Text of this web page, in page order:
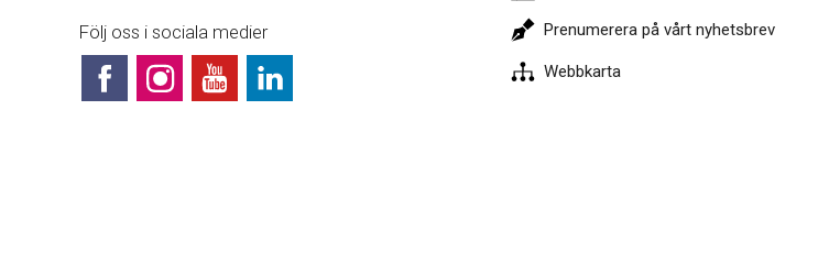
Följ oss i sociala medier Prenumerera på vårt nyhetsbrev
Webbkarta